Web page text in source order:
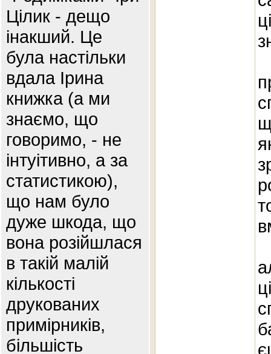
Цілик - дещо
інакший. Це
була настільки
вдала Ірина
книжка (а ми
знаємо, що
говоримо, - не
інтуітивно, а за
статистикою),
що нам було
дуже шкода, що
вона розійшлася
в такій малій
кількості
друкованих
примірників,
більшість